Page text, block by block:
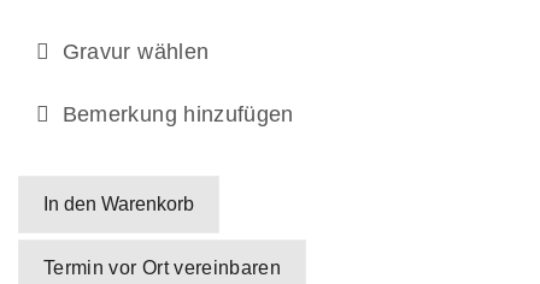
Gravur wählen
Bemerkung hinzufügen
In den Warenkorb
Termin vor Ort vereinbaren